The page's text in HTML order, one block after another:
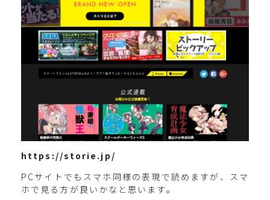
https://storie.jp/
PCサイトでもスマホ同様の表現で読めますが、スマ
ホで見る方が良いかなと思います。